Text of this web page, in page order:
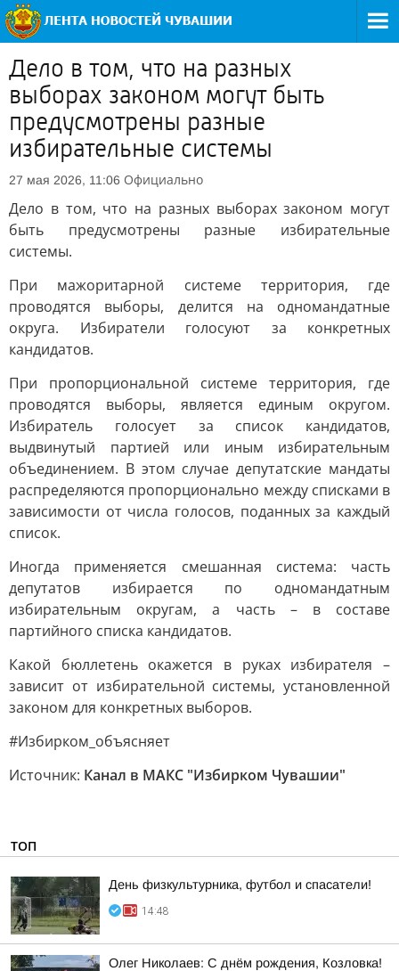
Дело в том, что на разных
выборах законом могут быть
предусмотрены разные
избирательные системы
27 мая 2026, 11:06 Официально
Дело в том, что на разных выборах законом могут
быть предусмотрены разные избирательные
системы.
При мажоритарной системе территория, где
проводятся выборы, делится на одномандатные
округа. Избиратели голосуют за конкретных
кандидатов.
При пропорциональной системе территория, где
проводятся выборы, является единым округом.
Избиратель голосует за список кандидатов,
выдвинутый партией или иным избирательным
объединением. В этом случае депутатские мандаты
распределяются пропорционально между списками в
зависимости от числа голосов, поданных за каждый
список.
Иногда применяется смешанная система: часть
депутатов избирается по одномандатным
избирательным округам, а часть – в составе
партийного списка кандидатов.
Какой бюллетень окажется в руках избирателя –
зависит от избирательной системы, установленной
законом для конкретных выборов.
#Избирком_объясняет
Источник: Канал в МАКС "Избирком Чувашии"
ТОП
День физкультурника, футбол и спасатели!
14:48
Олег Николаев: С днём рождения, Козловка!